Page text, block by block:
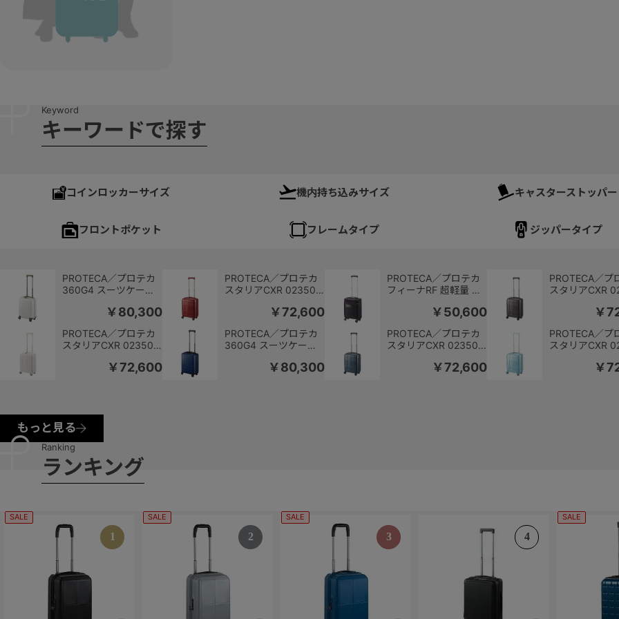
Keyword
キーワー ドで探す
コインロッカーサイズ 機内持ち込みサイズ キャスターストッパー
フロントポケット フレームタイプ ジッパータイプ
PROTECA／プロテカ
360G4 スーツケース
カー 機内持ち込み
￥80,300
PROTECA／プロテカ
スタリアCXR 02350
コインロッカー 機内持
￥72,600
PROTECA／プロテカ
フィーナRF 超軽量 日
18L 1.8kg 12821￥50,600
PROTECA／プ
スタリアCXR
コインロッカ
￥
PROTECA／プロテカ
スタリアCXR 02350
コインロッカー 機内持
￥72,600
PROTECA／プロテカ
360G4 スーツケース
カー 機内持ち込み
￥80,300
PROTECA／プロテカ
スタリアCXR 02350
コインロッカー 機内持
￥72,600
PROTECA／プ
スタリアCXR
コインロッカ
￥
もっと見る
Ranking
ランキング
1
SALE
2
SALE
3
SALE
4
SALE